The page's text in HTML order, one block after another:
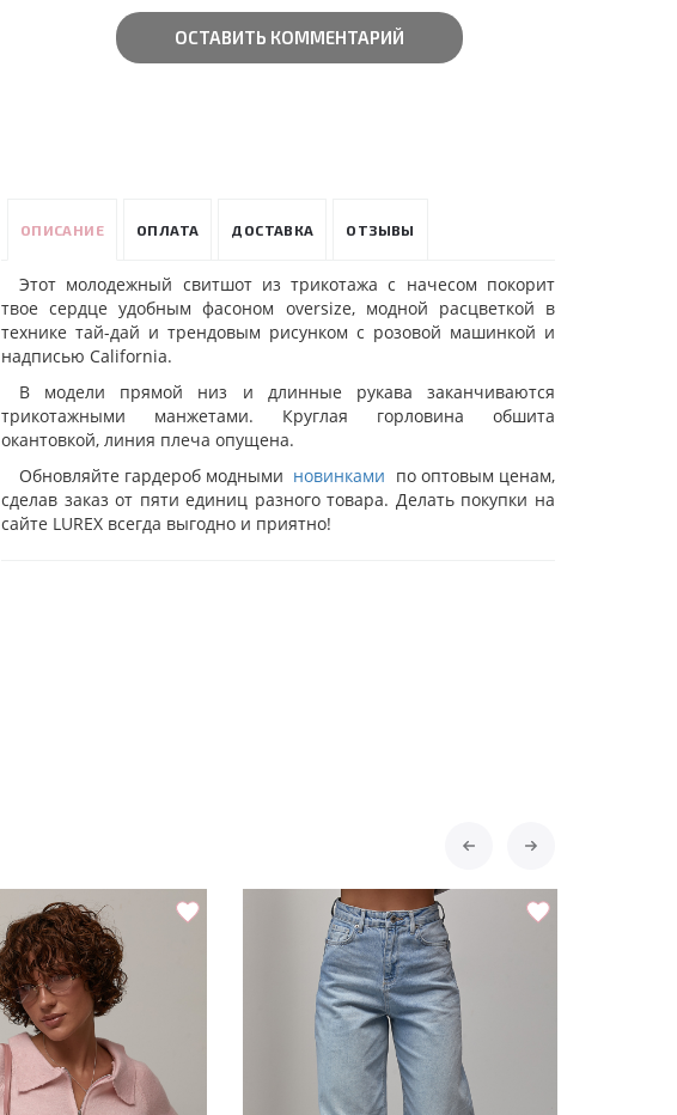
ОСТАВИТЬ КОММЕНТАРИЙ
ОПИСАНИЕ ОПЛАТА ДОСТАВКА ОТЗЫВЫ
Этот молодежный свитшот из трикотажа с начесом покорит
твое сердце удобным фасоном oversize, модной расцветкой в
технике тай-дай и трендовым рисунком с розовой машинкой и
надписью California.
В модели прямой низ и длинные рукава заканчиваются
трикотажными манжетами. Круглая горловина обшита
окантовкой, линия плеча опущена.
Обновляйте гардероб модными новинками по оптовым ценам,
сделав заказ от пяти единиц разного товара. Делать покупки на
сайте LUREX всегда выгодно и приятно!